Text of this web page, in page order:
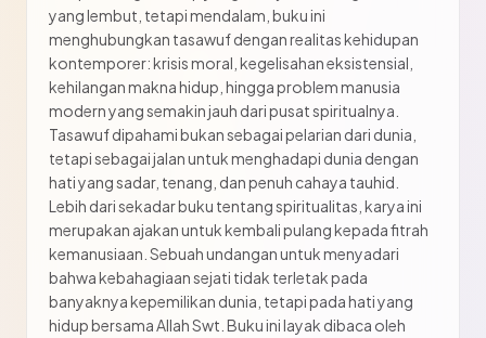
yang lembut, tetapi mendalam, buku ini
menghubungkan tasawuf dengan realitas kehidupan
kontemporer: krisis moral, kegelisahan eksistensial,
kehilangan makna hidup, hingga problem manusia
modern yang semakin jauh dari pusat spiritualnya.
Tasawuf dipahami bukan sebagai pelarian dari dunia,
tetapi sebagai jalan untuk menghadapi dunia dengan
hati yang sadar, tenang, dan penuh cahaya tauhid.
Lebih dari sekadar buku tentang spiritualitas, karya ini
merupakan ajakan untuk kembali pulang kepada fitrah
kemanusiaan. Sebuah undangan untuk menyadari
bahwa kebahagiaan sejati tidak terletak pada
banyaknya kepemilikan dunia, tetapi pada hati yang
hidup bersama Allah Swt. Buku ini layak dibaca oleh